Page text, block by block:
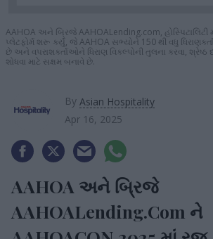
AAHOA અને બ્રિજે AAHOALending.com, હોસ્પિટાલિટી
પ્લેટફોર્મ શરૂ કર્યું, જે AAHOA સભ્યોને 150 થી વધુ
છે અને વપરાશકર્તાઓને ધિરાણ વિકલ્પોની તુલના કરવા, શ્રેષ્ઠ
શોધવા માટે સક્ષમ બનાવે છે.
By Asian Hospitality
Apr 16, 2025
AAHOA અને બ્રિજે
AAHOALending.com ને